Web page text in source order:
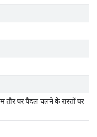
तौर पर पैदल चलने के रास्तों पर